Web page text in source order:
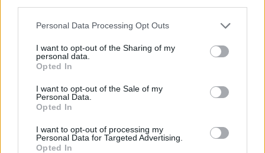
Personal Data Processing Opt Outs
I want to opt-out of the Sharing of my
personal data.
Opted In
I want to opt-out of the Sale of my
Personal Data.
Opted In
I want to opt-out of processing my
Personal Data for Targeted Advertising.
Opted In
Failed to fetch
AVG
9
Odiseja
19:00
AVG
9
Obišči Vilo Čira-Čara
10:00